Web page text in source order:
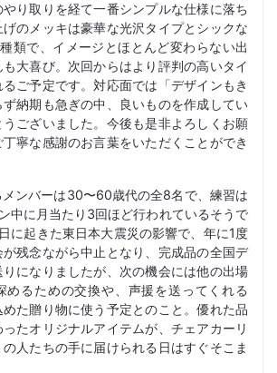
やり取りを経て一番シンプルな仕様に落ち
のメッキは豪華な光沢タイプとシックな
類で、イメージとほとんど変わらない出
大喜び。次回からはより評判の高いタイ
ご予定です。対応面では「デザインもき
納期も急ぎの中、良いものを作成してい
ございました。今後も是非よろしくお願
寧な感謝のお言葉をいただくことができ
ンバーは30〜60歳代の全8名で、練習は
中に月当たり3回ほど行われているそうで
に起きた東日本大震災の影響で、年に1度
残念ながら中止となり、完成品の全国デ
になりましたが、次の機会には他の出場
めるための交換や、声援を送ってくれる
た贈り物に使う予定とのこと。優れた品
たオリジナルアイテムが、チェアカーリ
人たちの手に届けられる日はすぐそこま